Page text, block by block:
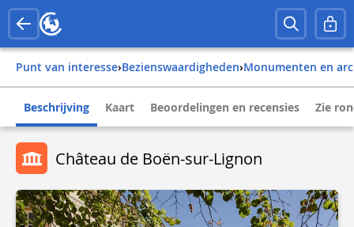
Punt van interesse› Bezienswaardigheden› Monumenten en
Beschrijving Kaart Beoordelingen en recensies Zie
Château de Boën-sur-Lignon